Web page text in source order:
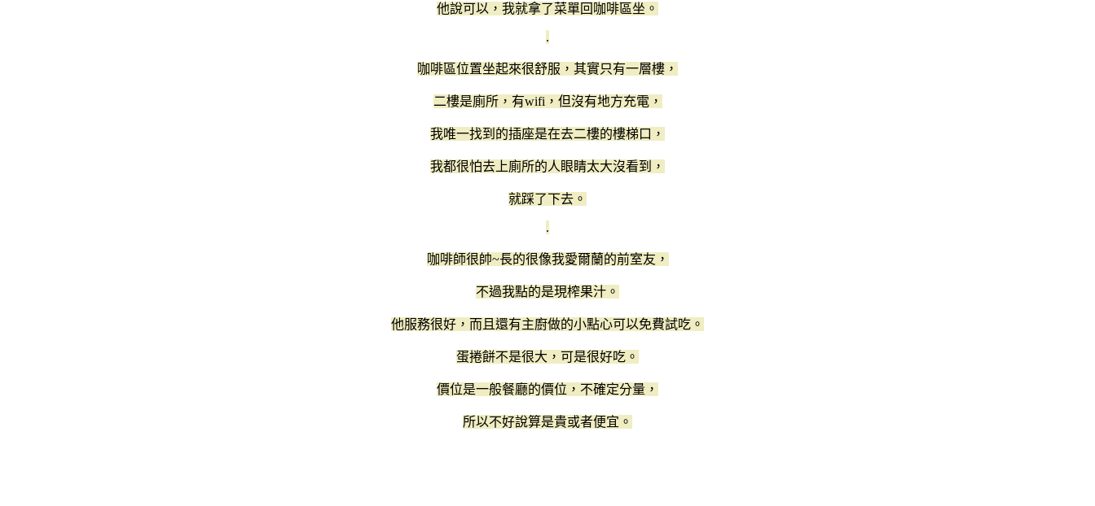
他說可以，我就拿了菜單回咖啡區坐。
.
咖啡區位置坐起來很舒服，其實只有一層樓，
二樓是廁所，有wifi，但沒有地方充電，
我唯一找到的插座是在去二樓的樓梯口，
我都很怕去上廁所的人眼睛太大沒看到，
就踩了下去。
.
咖啡師很帥~長的很像我愛爾蘭的前室友，
不過我點的是現榨果汁。
他服務很好，而且還有主廚做的小點心可以免費試吃。
蛋捲餅不是很大，可是很好吃。
價位是一般餐廳的價位，不確定分量，
所以不好說算是貴或者便宜。